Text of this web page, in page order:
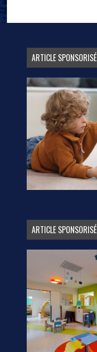
ARTICLE SPONSORISÉ
ARTICLE SPONSORISÉ